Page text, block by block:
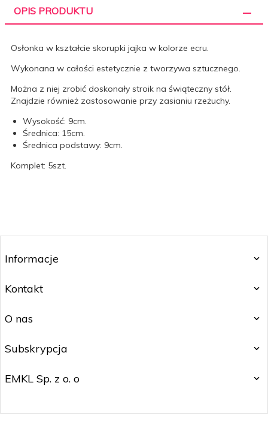
OPIS PRODUKTU
Osłonka w kształcie skorupki jajka w kolorze ecru.
Wykonana w całości estetycznie z tworzywa sztucznego.
Można z niej zrobić doskonały stroik na świąteczny stół.
Znajdzie również zastosowanie przy zasianiu rzeżuchy.
Wysokość: 9cm.
Średnica: 15cm.
Średnica podstawy: 9cm.
Komplet: 5szt.
Informacje
Kontakt
O nas
Subskrypcja
EMKL Sp. z o. o